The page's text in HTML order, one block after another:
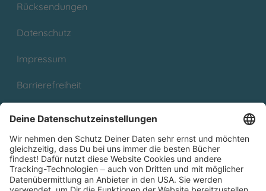
Rücksendungen
Datenschutz
Impressum
Barrierefreiheit
Partnerprogramm (Affiliate)
Folge uns auf